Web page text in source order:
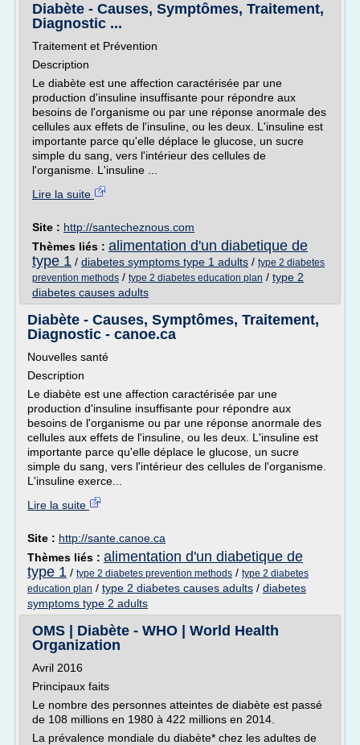
Diabète - Causes, Symptômes, Traitement,
Diagnostic ...
Traitement et Prévention
Description
Le diabète est une affection caractérisée par une
production d'insuline insuffisante pour répondre aux
besoins de l'organisme ou par une réponse anormale des
cellules aux effets de l'insuline, ou les deux. L'insuline est
importante parce qu'elle déplace le glucose, un sucre
simple du sang, vers l'intérieur des cellules de
l'organisme. L'insuline ...
Lire la suite
Site : http://santecheznous.com
Thèmes liés : alimentation d'un diabetique de
type 1 / diabetes symptoms type 1 adults / type 2 diabetes
prevention methods / type 2 diabetes education plan / type 2
diabetes causes adults
Diabète - Causes, Symptômes, Traitement,
Diagnostic - canoe.ca
Nouvelles santé
Description
Le diabète est une affection caractérisée par une
production d'insuline insuffisante pour répondre aux
besoins de l'organisme ou par une réponse anormale des
cellules aux effets de l'insuline, ou les deux. L'insuline est
importante parce qu'elle déplace le glucose, un sucre
simple du sang, vers l'intérieur des cellules de l'organisme.
L'insuline exerce...
Lire la suite
Site : http://sante.canoe.ca
Thèmes liés : alimentation d'un diabetique de
type 1 / type 2 diabetes prevention methods / type 2 diabetes
education plan / type 2 diabetes causes adults / diabetes
symptoms type 2 adults
OMS | Diabète - WHO | World Health
Organization
Avril 2016
Principaux faits
Le nombre des personnes atteintes de diabète est passé
de 108 millions en 1980 à 422 millions en 2014.
La prévalence mondiale du diabète* chez les adultes de